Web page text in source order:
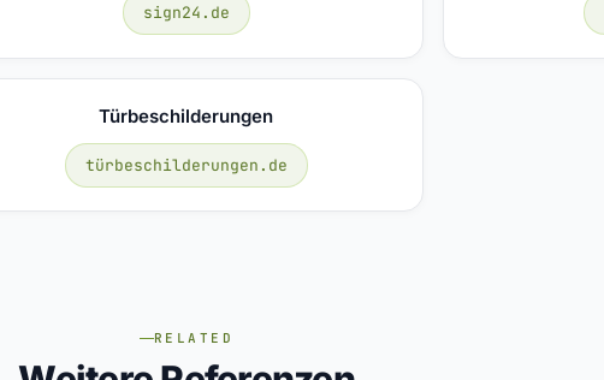
sign24.de
Türbeschilderungen
türbeschilderungen.de
RELATED